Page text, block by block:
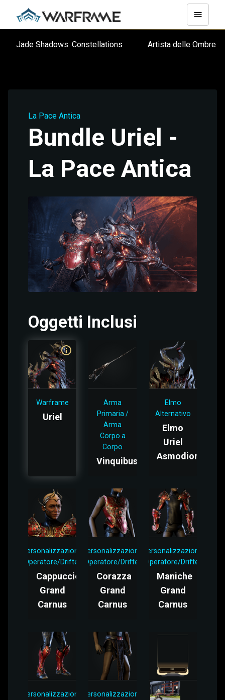
Jade Shadows: Constellations Artista delle Ombre
La Pace Antica
Bundle Uriel -
La Pace Antica
Oggetti Inclusi
Warframe
Uriel
Arma
Primaria /
Arma
Corpo a
Corpo
Vinquibus
Elmo
Alternativo
Elmo
Uriel
Asmodion
Personalizzazione
Operatore/Drifter
Cappuccio
Grand
Carnus
Personalizzazione
Operatore/Drifter
Corazza
Grand
Carnus
Personalizzazione
Operatore/Drifter
Maniche
Grand
Carnus
Personalizzazione
Personalizzazione
Mod